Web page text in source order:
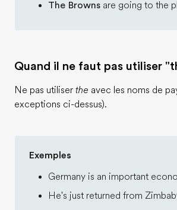
The Browns are going to the
Quand il ne faut pas utiliser
Ne pas utiliser the avec les noms de
exceptions ci-dessus).
Exemples
Germany is an important
He's just returned from